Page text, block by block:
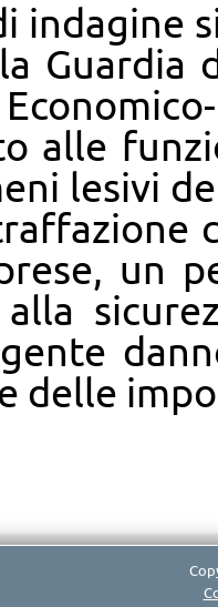
indagine
Guardia
alle
lesivi
un
alla
e delle